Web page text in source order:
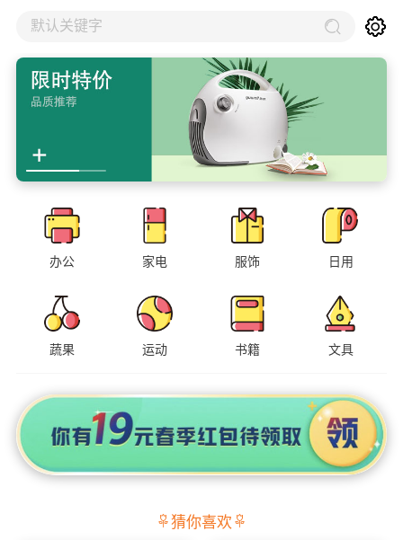
默认关键字
办公 家电 服饰 日用
蔬果 运动 书籍 文具
猜你喜欢